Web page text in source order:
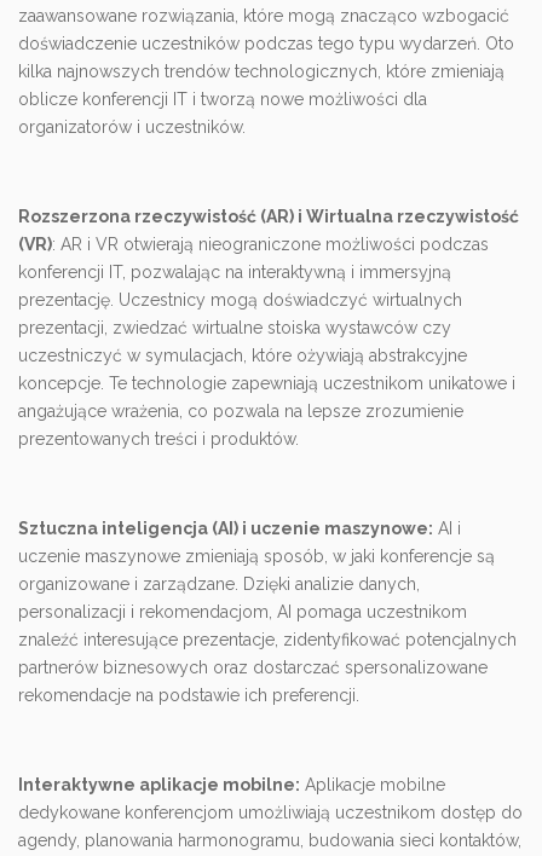
zaawansowane rozwiązania, które mogą znacząco wzbogacić
doświadczenie uczestników podczas tego typu wydarzeń. Oto
kilka najnowszych trendów technologicznych, które zmieniają
oblicze konferencji IT i tworzą nowe możliwości dla
organizatorów i uczestników.
Rozszerzona rzeczywistość (AR) i Wirtualna rzeczywistość
(VR): AR i VR otwierają nieograniczone możliwości podczas
konferencji IT, pozwalając na interaktywną i immersyjną
prezentację. Uczestnicy mogą doświadczyć wirtualnych
prezentacji, zwiedzać wirtualne stoiska wystawców czy
uczestniczyć w symulacjach, które ożywiają abstrakcyjne
koncepcje. Te technologie zapewniają uczestnikom unikatowe i
angażujące wrażenia, co pozwala na lepsze zrozumienie
prezentowanych treści i produktów.
Sztuczna inteligencja (AI) i uczenie maszynowe: AI i
uczenie maszynowe zmieniają sposób, w jaki konferencje są
organizowane i zarządzane. Dzięki analizie danych,
personalizacji i rekomendacjom, AI pomaga uczestnikom
znaleźć interesujące prezentacje, zidentyfikować potencjalnych
partnerów biznesowych oraz dostarczać spersonalizowane
rekomendacje na podstawie ich preferencji.
Interaktywne aplikacje mobilne: Aplikacje mobilne
dedykowane konferencjom umożliwiają uczestnikom dostęp do
agendy, planowania harmonogramu, budowania sieci kontaktów,